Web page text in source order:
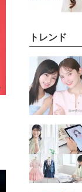
トレンド